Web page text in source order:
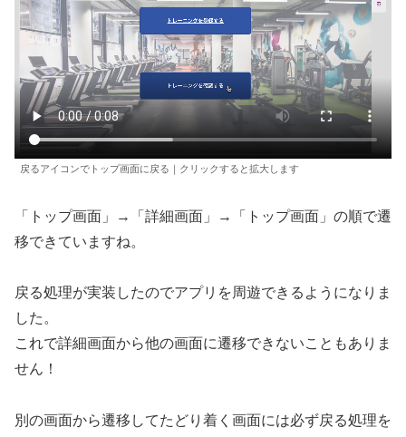
戻るアイコンでトップ画面に戻る｜クリックすると拡大します
「トップ画面」→「詳細画面」→「トップ画面」の順で遷
移できていますね。
戻る処理が実装したのでアプリを周遊できるようになりま
した。
これで詳細画面から他の画面に遷移できないこともありま
せん！
別の画面から遷移してたどり着く画面には必ず戻る処理を